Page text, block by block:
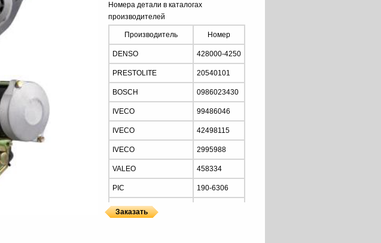
Номера детали в каталогах
производителей
Производитель Номер
DENSO 428000-4250
PRESTOLITE 20540101
BOSCH 0986023430
IVECO 99486046
IVECO 42498115
IVECO 2995988
VALEO 458334
PIC 190-6306
MOTORHERZ